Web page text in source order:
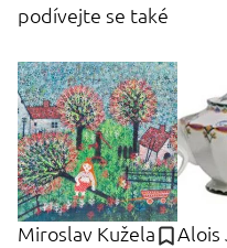
podívejte se také
Miroslav Kužela Alois